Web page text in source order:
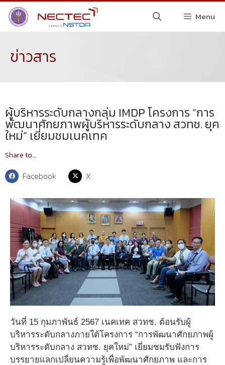
Menu
ข่าวสาร
ผู้บริหารระดับกลางกลุ่ม IMDP โครงการ “การ
พัฒนาศักยภาพผู้บริหารระดับกลาง สวทช. ยุค
ใหม่” เยี่ยมชมเนคเทค
Share to...
Facebook X
วันที่ 15 กุมภาพันธ์ 2567 เนคเทค สวทช. ต้อนรับผู้
บริหารระดับกลางภายใต้โครงการ “การพัฒนาศักยภาพผู้
บริหารระดับกลาง สวทช. ยุคใหม่” เยี่ยมชมรับฟังการ
บรรยายแลกเปลี่ยนความรู้เพื่อพัฒนาศักยภาพ และการ